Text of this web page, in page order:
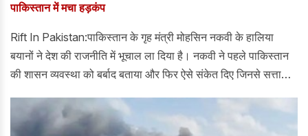
पाकिस्तान में मचा हड़कंप
Rift In Pakistan:पाकिस्तान के गृह मंत्री मोहसिन नकवी के हालिया
बयानों ने देश की राजनीति में भूचाल ला दिया है। नकवी ने पहले पाकिस्तान
की शासन व्यवस्था को बर्बाद बताया और फिर ऐसे संकेत दिए जिनसे सत्ता